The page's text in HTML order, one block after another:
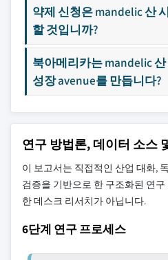
약제 신청은 mandelic 산
할 것입니까?
북아메리카는 mandelic
성장 avenue를 만듭니다?
연구 방법론, 데이터 소스
이 보고서는 직접적인 산업 대화,
검증을 기반으로 한 구조화된 연
한 데스크 리서치가 아닙니다.
6단계 연구 프로세스